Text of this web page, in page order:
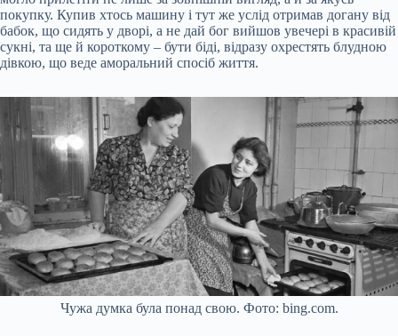
покупку. Купив хтось машину і тут же услід отримав догану від
бабок, що сидять у дворі, а не дай бог вийшов увечері в красивій
сукні, та ще й короткому – бути біді, відразу охрестять блудною
дівкою, що веде аморальний спосіб життя.
Чужа думка була понад свою. Фото: bing.com.